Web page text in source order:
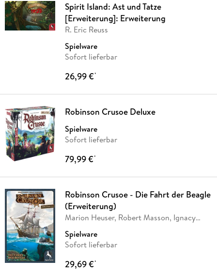
Spirit Island: Ast und Tatze
[Erweiterung]: Erweiterung
R. Eric Reuss
Spielware
Sofort lieferbar
26,99 €*
Robinson Crusoe Deluxe
Spielware
Sofort lieferbar
79,99 €*
Robinson Crusoe - Die Fahrt der Beagle
(Erweiterung)
Marion Heuser, Robert Masson, Ignacy
Spielware
Sofort lieferbar
29,69 €*